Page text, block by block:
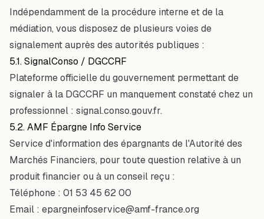
Indépendamment de la procédure interne et de la
médiation, vous disposez de plusieurs voies de
signalement auprès des autorités publiques :
5.1. SignalConso / DGCCRF
Plateforme officielle du gouvernement permettant de
signaler à la DGCCRF un manquement constaté chez un
professionnel : signal.conso.gouv.fr.
5.2. AMF Épargne Info Service
Service d'information des épargnants de l'Autorité des
Marchés Financiers, pour toute question relative à un
produit financier ou à un conseil reçu :
Téléphone : 01 53 45 62 00
Email : epargneinfoservice@amf-france.org